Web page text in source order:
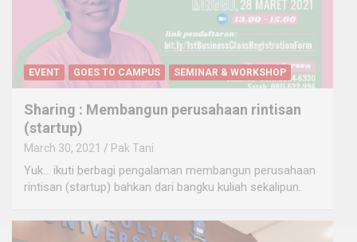
EVENT GOES TO CAMPUS SEMINAR & WORKSHOP
Sharing : Membangun perusahaan rintisan
(startup)
March 30, 2021 Pak Tani
Yuk… ikuti berbagi pengalaman membangun perusahaan
rintisan (startup) bahkan dari bangku kuliah sekalipun.